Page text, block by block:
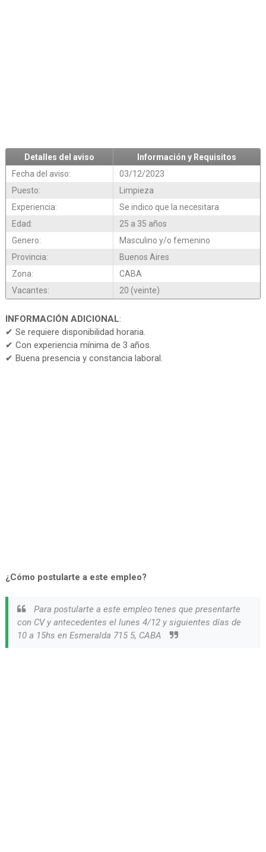
Detalles del aviso
Información y Requisitos
Fecha del aviso:
03/12/2023
Puesto:
Limpieza
Experiencia:
Se indico que la necesitara
Edad:
25 a 35 años
Genero:
Masculino y/o femenino
Provincia:
Buenos Aires
Zona:
CABA
Vacantes:
20 (veinte)
INFORMACIÓN ADICIONAL:
✔ Se requiere disponibilidad horaria.
✔ Con experiencia mínima de 3 años.
✔ Buena presencia y constancia laboral.
¿Cómo postularte a este empleo?
Para postularte a este empleo tenes que presentarte
con CV y antecedentes el lunes 4/12 y siguientes días de
10 a 15hs en Esmeralda 715 5, CABA